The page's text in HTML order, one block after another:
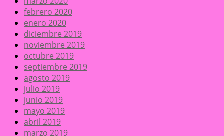
febrero 2020
enero 2020
diciembre 2019
noviembre 2019
octubre 2019
septiembre 2019
agosto 2019
julio 2019
junio 2019
mayo 2019
abril 2019
marzo 2019